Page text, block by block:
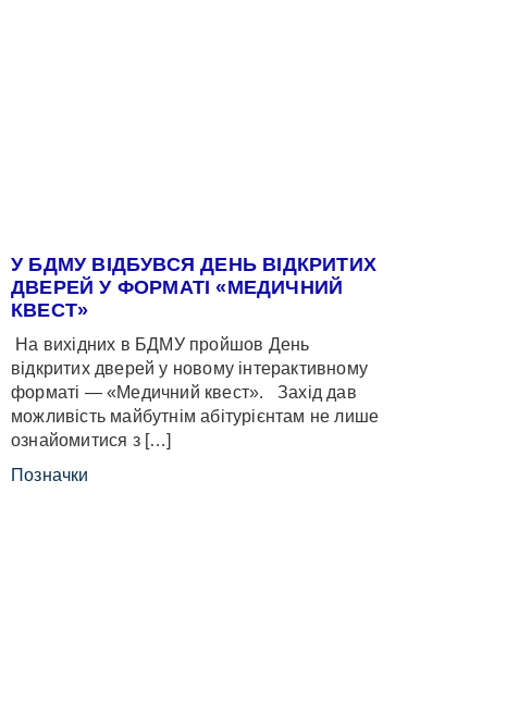
У БДМУ ВІДБУВСЯ ДЕНЬ ВІДКРИТИХ
ДВЕРЕЙ У ФОРМАТІ «МЕДИЧНИЙ
КВЕСТ»
На вихідних в БДМУ пройшов День
відкритих дверей у новому інтерактивному
форматі — «Медичний квест». Захід дав
можливість майбутнім абітурієнтам не лише
ознайомитися з […]
Позначки